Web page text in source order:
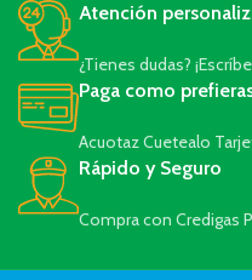
Atención
¿Tienes dudas?
Paga como
Acuotaz Cuetealo
Rápido y Seguro
Compra con Credigas